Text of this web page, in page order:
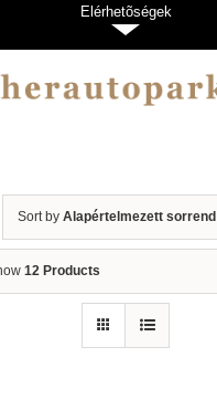
Sort by Alapértelmezett sorrend
12 Products
Elérhetõségek